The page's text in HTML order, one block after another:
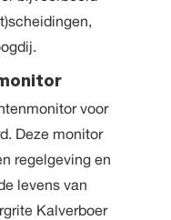
voor
Deze monitor
regelgeving en
levens van
Kalverboer